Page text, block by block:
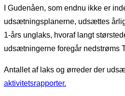
I Gudenåen, som endnu ikke er
udsætningsplanerne, udsættes
1-års unglaks, hvoraf langt
udsætningerne foregår nedstrøms
Antallet af laks og ørreder der
aktivitetsrapporter.